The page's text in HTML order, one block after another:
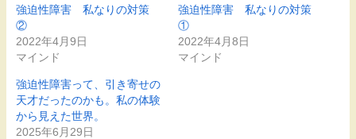
強迫性障害 私なりの対策
②
2022年4月9日
マインド
強迫性障害 私なりの対策
①
2022年4月8日
マインド
強迫性障害って、引き寄せの
天才だったのかも。私の体験
から見えた世界。
2025年6月29日